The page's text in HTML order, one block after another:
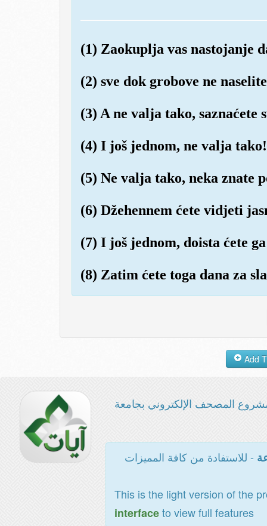
(1) Zaokuplja vas nastojanje
(2) sve dok grobove ne
(3) A ne valja tako, saznaćete
(4) I još jednom, ne valja
(5) Ne valja tako, neka znate
(6) Džehennem ćete vidjeti
(7) I još jednom, doista ćete
(8) Zatim ćete toga dana za
المصحف الإلكتروني بجامعة
- للاستفادة من كافة المميزات
This is the light version of the
interfaceto view full features